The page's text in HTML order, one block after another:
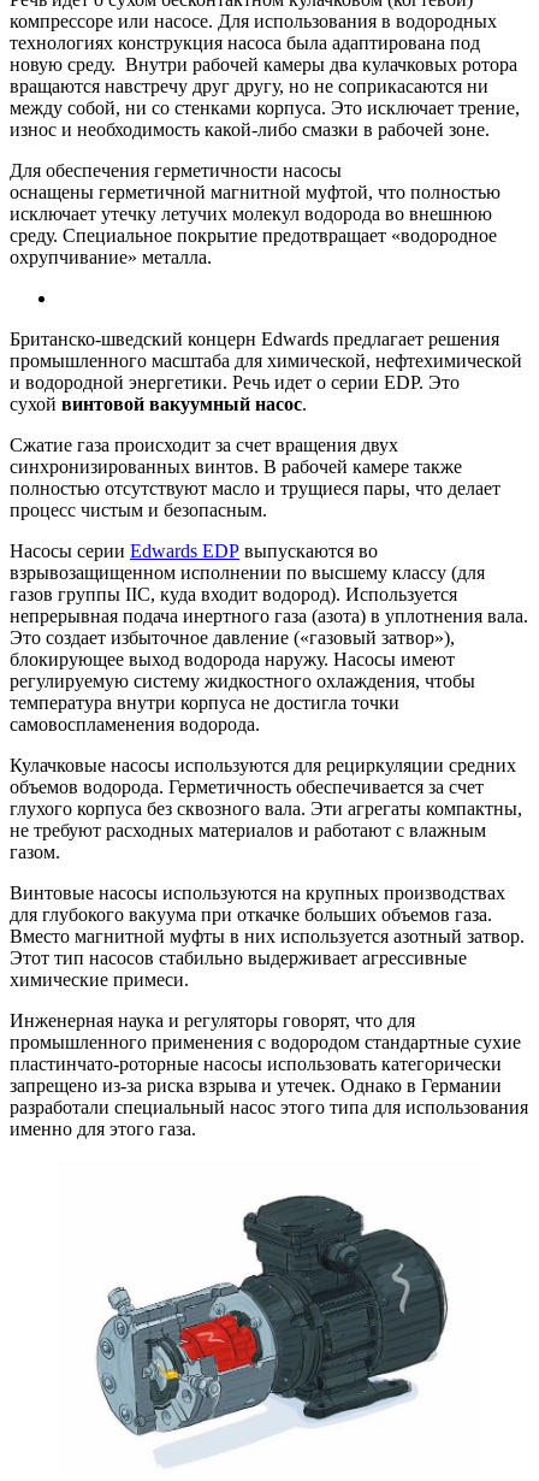
компрессоре или насосе. Для использования в водородных
технологиях конструкция насоса была адаптирована под
новую среду. Внутри рабочей камеры два кулачковых ротора
вращаются навстречу друг другу, но не соприкасаются ни
между собой, ни со стенками корпуса. Это исключает трение,
износ и необходимость какой-либо смазки в рабочей зоне.
Для обеспечения герметичности насосы
оснащены герметичной магнитной муфтой, что полностью
исключает утечку летучих молекул водорода во внешнюю
среду. Специальное покрытие предотвращает «водородное
охрупчивание» металла.
Британско-шведский концерн Edwards предлагает решения
промышленного масштаба для химической, нефтехимической
и водородной энергетики. Речь идет о серии EDP. Это
сухой винтовой вакуумный насос.
Сжатие газа происходит за счет вращения двух
синхронизированных винтов. В рабочей камере также
полностью отсутствуют масло и трущиеся пары, что делает
процесс чистым и безопасным.
Насосы серии Edwards EDP выпускаются во
взрывозащищенном исполнении по высшему классу (для
газов группы IIC, куда входит водород). Используется
непрерывная подача инертного газа (азота) в уплотнения вала.
Это создает избыточное давление («газовый затвор»),
блокирующее выход водорода наружу. Насосы имеют
регулируемую систему жидкостного охлаждения, чтобы
температура внутри корпуса не достигла точки
самовоспламенения водорода.
Кулачковые насосы используются для рециркуляции средних
объемов водорода. Герметичность обеспечивается за счет
глухого корпуса без сквозного вала. Эти агрегаты компактны,
не требуют расходных материалов и работают с влажным
газом.
Винтовые насосы используются на крупных производствах
для глубокого вакуума при откачке больших объемов газа.
Вместо магнитной муфты в них используется азотный затвор.
Этот тип насосов стабильно выдерживает агрессивные
химические примеси.
Инженерная наука и регуляторы говорят, что для
промышленного применения с водородом стандартные сухие
пластинчато-роторные насосы использовать категорически
запрещено из-за риска взрыва и утечек. Однако в Германии
разработали специальный насос этого типа для использования
именно для этого газа.